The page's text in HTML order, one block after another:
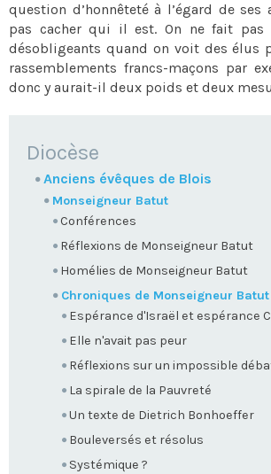
question d’honnêteté à l’égard de
pas cacher qui il est. On ne fait pas
désobligeants quand on voit des élus
rassemblements francs-maçons par
donc y aurait-il deux poids et deux
NAVIGATION
Diocèse
Anciens évêques de Blois
Monseigneur Batut
Conférences
Réflexions de Monseigneur Batut
Homélies de Monseigneur Batut
Chroniques de Monseigneur Batut
Espérance d'Israël et espérance
Elle n'avait pas peur
Réflexions sur un impossible
La spirale de la Pauvreté
Un texte de Dietrich Bonhoeffer
Bouleversés et résolus
Systémique ?